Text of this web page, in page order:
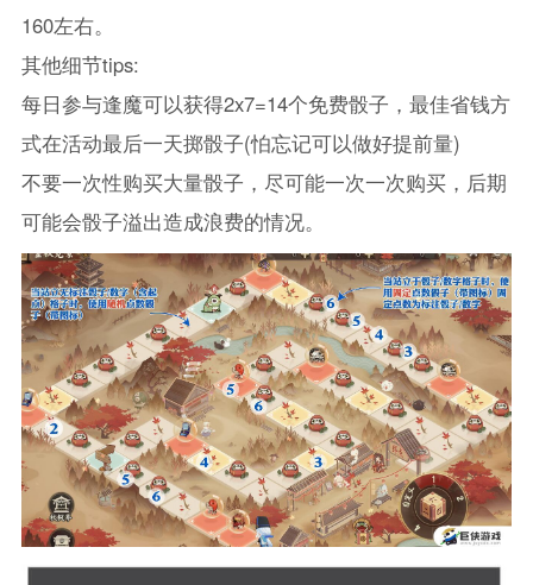
160左右。
其他细节tips:
每日参与逢魔可以获得2x7=14个免费骰子，最佳省钱方
式在活动最后一天掷骰子(怕忘记可以做好提前量)
不要一次性购买大量骰子，尽可能一次一次购买，后期
可能会骰子溢出造成浪费的情况。